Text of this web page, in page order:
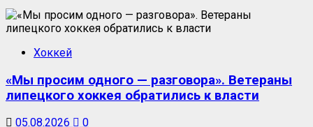
Хоккей
«Мы просим одного — разговора». Ветераны
липецкого хоккея обратились к власти
05.08.2026 0